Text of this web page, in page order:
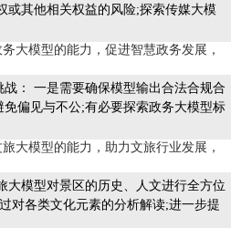
或其他相关权益的风险;探索传媒大模
大模型的能力，促进智慧政务发展，
： 一是需要确保模型输出合法合规合
偏见与不公;有必要探索政务大模型标
大模型的能力，助力文旅行业发展，
大模型对景区的历史、人文进行全方位
对各类文化元素的分析解读;进一步提